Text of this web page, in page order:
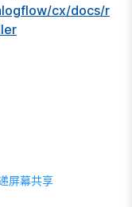
cx/docs/r
屏幕共享